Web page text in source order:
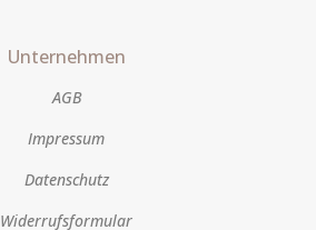
Unternehmen
AGB
Impressum
Datenschutz
Widerrufsformular